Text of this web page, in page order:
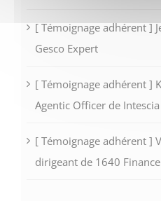
[ Témoignage adhérent ]
Gesco Expert
[ Témoignage adhérent ]
Agentic Officer de Intescia
[ Témoignage adhérent ]
dirigeant de 1640 Finance